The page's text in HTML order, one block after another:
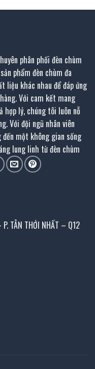
phân phối đèn chùm
phẩm đèn chùm đa
liệu khác nhau để đáp ứng
Với cam kết mang
hợp lý, chúng tôi luôn nỗ
Với đội ngũ nhân viên
một không gian sống
lung linh từ đèn chùm
TÂN THỚI NHẤT – Q12